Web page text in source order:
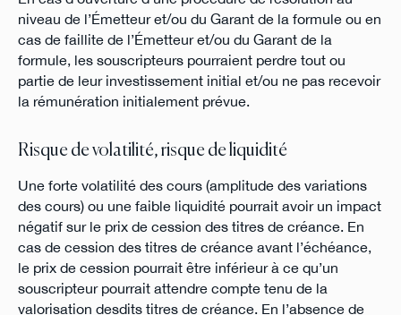
niveau de l’Émetteur et/ou du Garant de la formule ou en
cas de faillite de l’Émetteur et/ou du Garant de la
formule, les souscripteurs pourraient perdre tout ou
partie de leur investissement initial et/ou ne pas recevoir
la rémunération initialement prévue.
Risque de volatilité, risque de liquidité
Une forte volatilité des cours (amplitude des variations
des cours) ou une faible liquidité pourrait avoir un impact
négatif sur le prix de cession des titres de créance. En
cas de cession des titres de créance avant l’échéance,
le prix de cession pourrait être inférieur à ce qu’un
souscripteur pourrait attendre compte tenu de la
valorisation desdits titres de créance. En l’absence de